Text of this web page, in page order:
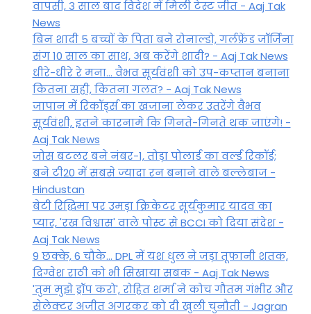
वापसी, 3 साल बाद विदेश में मिली टेस्ट जीत - Aaj Tak
News
बिन शादी 5 बच्चों के पिता बने रोनाल्डो, गर्लफ्रेंड जॉर्जिना
संग 10 साल का साथ, अब करेंगे शादी? - Aaj Tak News
धीरे-धीरे रे मना… वैभव सूर्यवंशी को उप-कप्तान बनाना
कितना सही, कितना गलत? - Aaj Tak News
जापान में रिकॉर्ड्स का खजाना लेकर उतरेंगे वैभव
सूर्यवंशी, इतने कारनामे कि गिनते-गिनते थक जाएंगे! -
Aaj Tak News
जोस बटलर बने नंबर-1, तोड़ा पोलार्ड का वर्ल्ड रिकॉर्ड;
बने टी20 में सबसे ज्यादा रन बनाने वाले बल्लेबाज -
Hindustan
बेटी र‍िद्ध‍िमा पर उमड़ा क्रिकेटर सूर्यकुमार यादव का
प्यार, 'रख विश्वास' वाले पोस्ट से BCCI को दिया संदेश -
Aaj Tak News
9 छक्के, 6 चौके... DPL में यश धुल ने जड़ा तूफानी शतक,
द‍िग्वेश राठी को भी स‍िखाया सबक - Aaj Tak News
'तुम मुझे ड्रॉप करो', रोहित शर्मा ने कोच गौतम गंभीर और
सेलेक्टर अजीत अगरकर को दी खुली चुनौती - Jagran